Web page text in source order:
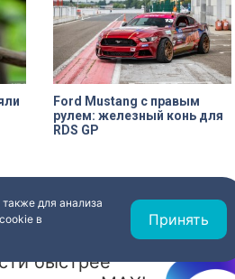
Ford Mustang с правым
рулем: железный конь для
RDS GP
быстрее
для анализа
в
Принять